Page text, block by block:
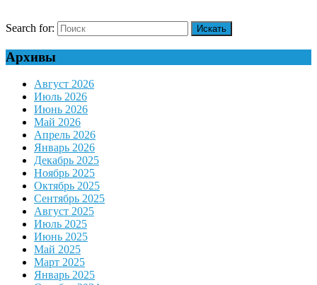
Search for:
Архивы
Август 2026
Июль 2026
Июнь 2026
Май 2026
Апрель 2026
Январь 2026
Декабрь 2025
Ноябрь 2025
Октябрь 2025
Сентябрь 2025
Август 2025
Июль 2025
Июнь 2025
Май 2025
Март 2025
Январь 2025